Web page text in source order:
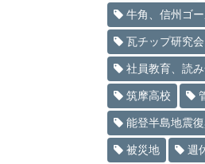
牛角、信州ゴ
瓦チップ研究会
社員教育、読
筑摩高校
能登半島地震
被災地 週